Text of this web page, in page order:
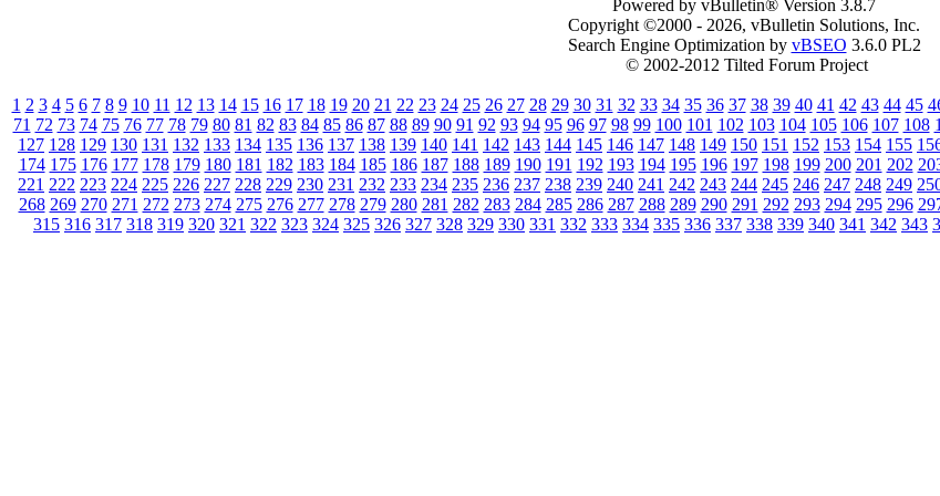
Powered by vBulletin® Version 3.8.7
Copyright ©2000 - 2026, vBulletin Solutions, Inc.
Search Engine Optimization by vBSEO 3.6.0 PL2
© 2002-2012 Tilted Forum Project
1 2 3 4 5 6 7 8 9 10 11 12 13 14 15 16 17 18 19 20 21 22 23 24 25 26 27 28 29 30 31 32 33 34 35 36 37 38 39 40 41 42 43 44 45
71 72 73 74 75 76 77 78 79 80 81 82 83 84 85 86 87 88 89 90 91 92 93 94 95 96 97 98 99 100 101 102 103 104 105 106 107 108
127 128 129 130 131 132 133 134 135 136 137 138 139 140 141 142 143 144 145 146 147 148 149 150 151 152 153 154 155
174 175 176 177 178 179 180 181 182 183 184 185 186 187 188 189 190 191 192 193 194 195 196 197 198 199 200 201 202
221 222 223 224 225 226 227 228 229 230 231 232 233 234 235 236 237 238 239 240 241 242 243 244 245 246 247 248 249
268 269 270 271 272 273 274 275 276 277 278 279 280 281 282 283 284 285 286 287 288 289 290 291 292 293 294 295 296
315 316 317 318 319 320 321 322 323 324 325 326 327 328 329 330 331 332 333 334 335 336 337 338 339 340 341 342 343